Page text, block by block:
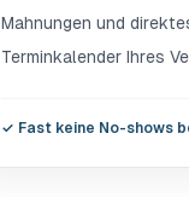
Mahnungen und
Terminkalender Ihres
✓ Fast keine No-shows